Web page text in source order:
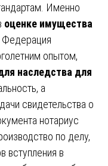
Именно
оценке имущества
. Федерация
опытом,
наследства для
а
свидетельства о
нотариус
по делу,
вступления в